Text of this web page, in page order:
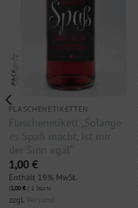
FLASCHENETIKETTEN
Flaschenetikett „Solange
es Spaß macht, ist mir
der Sinn egal“
1,00 €
Enthält 19% MwSt.
(1,00€/ 1 Stück)
zzgl. Versand